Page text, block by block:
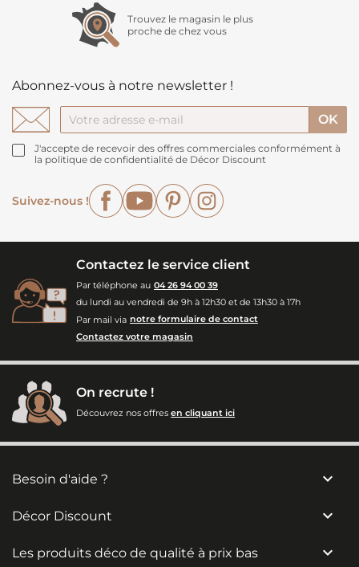
Trouvez le magasin le plus
proche de chez vous
Abonnez-vous à notre newsletter !
J'accepte de recevoir des offres commerciales conformément à
la politique de confidentialité de Décor Discount
Suivez-nous !
FacebookYouTubePinterest
Contactez le service client
Par téléphone au 04 26 94 00 39
du lundi au vendredi de 9h à 12h30 et de 13h30 à 17h
Par mail via notre formulaire de contact
Contactez votre magasin
On recrute !
Découvrez nos offres en cliquant ici
Besoin d'aide ? 
Décor Discount 
Les produits déco de qualité à prix bas 